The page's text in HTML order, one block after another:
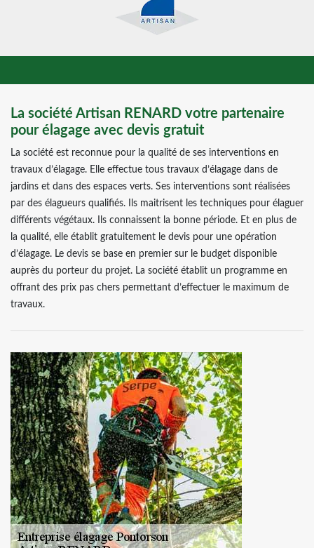
La société Artisan RENARD votre partenaire
pour élagage avec devis gratuit
La société est reconnue pour la qualité de ses interventions en
travaux d’élagage. Elle effectue tous travaux d’élagage dans de
jardins et dans des espaces verts. Ses interventions sont réalisées
par des élagueurs qualifiés. Ils maitrisent les techniques pour élaguer
différents végétaux. Ils connaissent la bonne période. Et en plus de
la qualité, elle établit gratuitement le devis pour une opération
d’élagage. Le devis se base en premier sur le budget disponible
auprès du porteur du projet. La société établit un programme en
offrant des prix pas chers permettant d’effectuer le maximum de
travaux.